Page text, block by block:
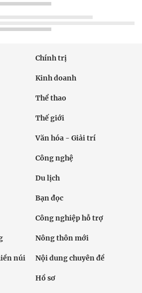
Chính trị
Kinh doanh
Thể thao
Thế giới
Văn hóa - Giải trí
Công nghệ
Du lịch
Bạn đọc
Công nghiệp hỗ trợ
Nông thôn mới
núi Nội dung chuyên đề
Hồ sơ